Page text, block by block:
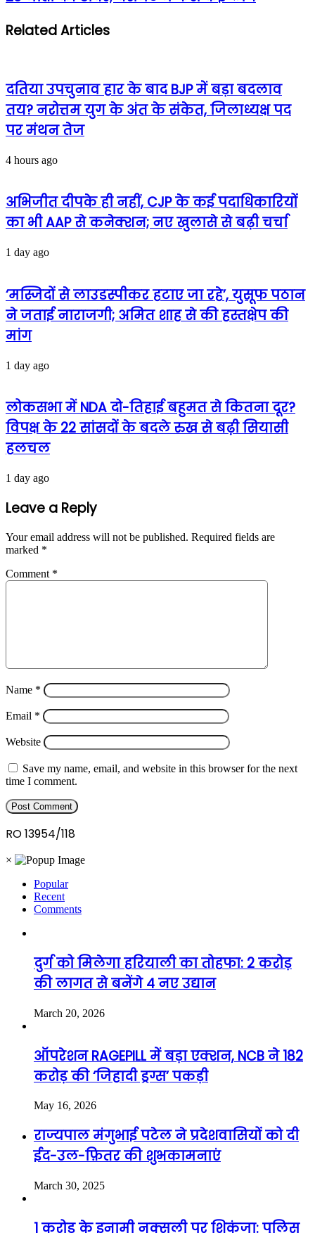
Related Articles
दतिया उपचुनाव हार के बाद BJP में बड़ा बदलाव
तय? नरोत्तम युग के अंत के संकेत, जिलाध्यक्ष पद
पर मंथन तेज
4 hours ago
अभिजीत दीपके ही नहीं, CJP के कई पदाधिकारियों
का भी AAP से कनेक्शन; नए खुलासे से बढ़ी चर्चा
1 day ago
‘मस्जिदों से लाउडस्पीकर हटाए जा रहे’, युसूफ पठान
ने जताई नाराजगी; अमित शाह से की हस्तक्षेप की
मांग
1 day ago
लोकसभा में NDA दो-तिहाई बहुमत से कितना दूर?
विपक्ष के 22 सांसदों के बदले रुख से बढ़ी सियासी
हलचल
1 day ago
Leave a Reply
Your email address will not be published. Required fields are
marked *
Comment *
Name *
Email *
Website
Save my name, email, and website in this browser for the next
time I comment.
RO 13954/118
×
Popular
Recent
Comments
दुर्ग को मिलेगा हरियाली का तोहफा: 2 करोड़
की लागत से बनेंगे 4 नए उद्यान
March 20, 2026
ऑपरेशन RAGEPILL में बड़ा एक्शन, NCB ने 182
करोड़ की ‘जिहादी ड्रग्स’ पकड़ी
May 16, 2026
राज्यपाल मंगुभाई पटेल ने प्रदेशवासियों को दी
ईद-उल-फ़ितर की शुभकामनाएं
March 30, 2025
1 करोड़ के इनामी नक्सली पर शिकंजा: पुलिस